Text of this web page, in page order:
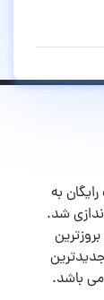
خدمات رایگان به
شد.
باشد.